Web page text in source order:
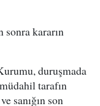
sonra kararın
duruşmada
tarafın
sanığın son